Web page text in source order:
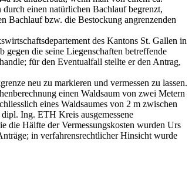
einen natürlichen Bachlauf begrenzt,
Bachlauf bzw. die Bestockung angrenzenden
des Kantons St. Gallen in
gegen die seine Liegenschaften betreffende
für den Eventualfall stellte er den Antrag,
neu zu markieren und vermessen zu lassen.
einen Waldsaum von zwei Metern
eines Waldsaumes von 2 m zwischen
Ing. ETH Kreis ausgemessene
die Hälfte der Vermessungskosten wurden Urs
in verfahrensrechtlicher Hinsicht wurde